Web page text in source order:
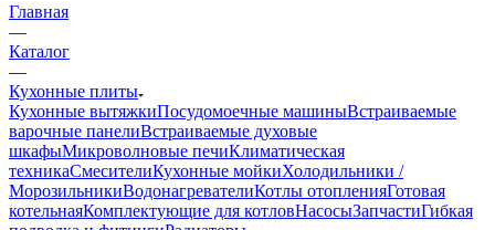
Главная
—
Каталог
—
Кухонные плиты
Кухонные вытяжкиПосудомоечные машиныВстраиваемые
варочные панелиВстраиваемые духовые
шкафыМикроволновые печиКлиматическая
техникаСмесителиКухонные мойкиХолодильники /
МорозильникиВодонагревателиКотлы отопленияГотовая
котельнаяКомплектующие для котловНасосыЗапчастиГибкая